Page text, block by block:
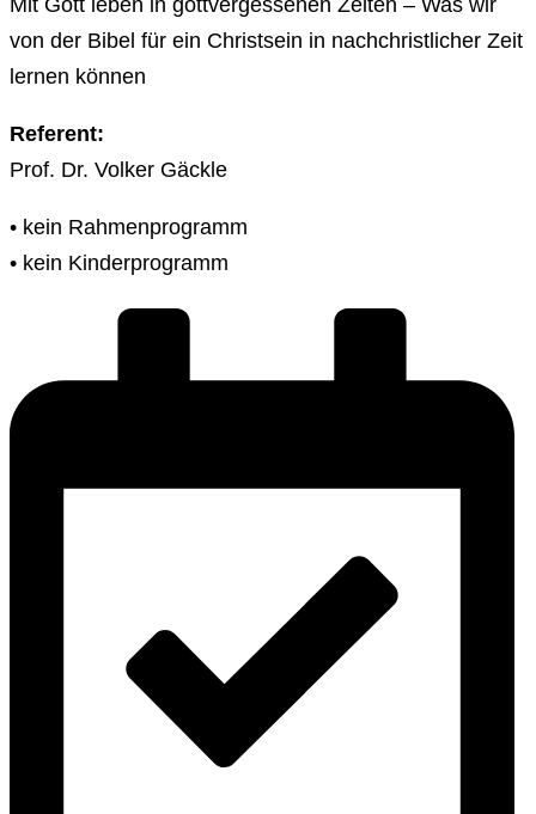
von der Bibel für ein Christsein in nachchristlicher Zeit
lernen können
Referent:
Prof. Dr. Volker Gäckle
• kein Rahmenprogramm
• kein Kinderprogramm